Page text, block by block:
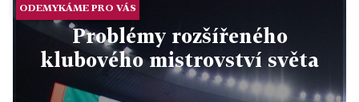
ODEMYKÁME PRO VÁS
Problémy rozšířeného
klubového mistrovství světa